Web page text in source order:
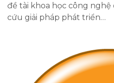
đề tài khoa học công nghệ
cứu giải pháp phát triển…